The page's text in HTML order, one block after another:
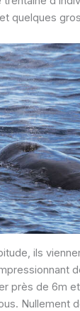
quelques
ils
près de 6m
Nullement